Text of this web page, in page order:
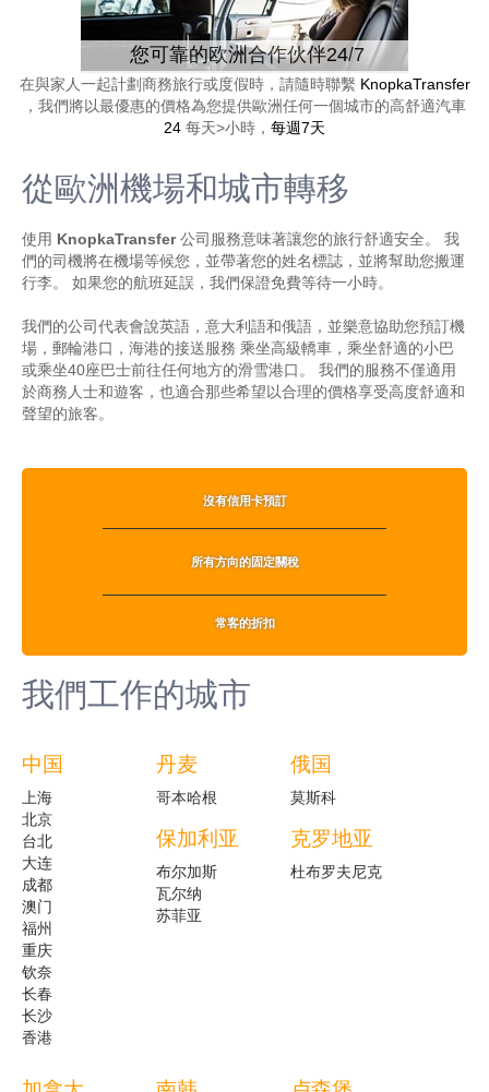
您可靠的欧洲合作伙伴24/7
在與家人一起計劃商務旅行或度假時，請隨時聯繫 KnopkaTransfer
，我們將以最優惠的價格為您提供歐洲任何一個城市的高舒適汽車
24 每天>小時， 每週7天
從歐洲機場和城市轉移
使用 KnopkaTransfer公司服務意味著讓您的旅行舒適安全。 我
們的司機將在機場等候您，並帶著您的姓名標誌，並將幫助您搬運
行李。 如果您的航班延誤，我們保證免費等待一小時。
我們的公司代表會說英語，意大利語和俄語，並樂意協助您預訂機
場，郵輪港口，海港的接送服務 乘坐高級轎車，乘坐舒適的小巴
或乘坐40座巴士前往任何地方的滑雪港口。 我們的服務不僅適用
於商務人士和遊客，也適合那些希望以合理的價格享受高度舒適和
聲望的旅客。
沒有信用卡預訂
所有方向的固定關稅
常客的折扣
我們工作的城市
中国
上海
北京
台北
大连
成都
澳门
福州
重庆
钦奈
长春
长沙
香港
丹麦
哥本哈根
俄国
莫斯科
保加利亚
布尔加斯
瓦尔纳
苏菲亚
克罗地亚
杜布罗夫尼克